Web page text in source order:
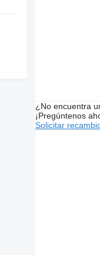
¿No encuentra
¡Pregúntenos
Solicitar